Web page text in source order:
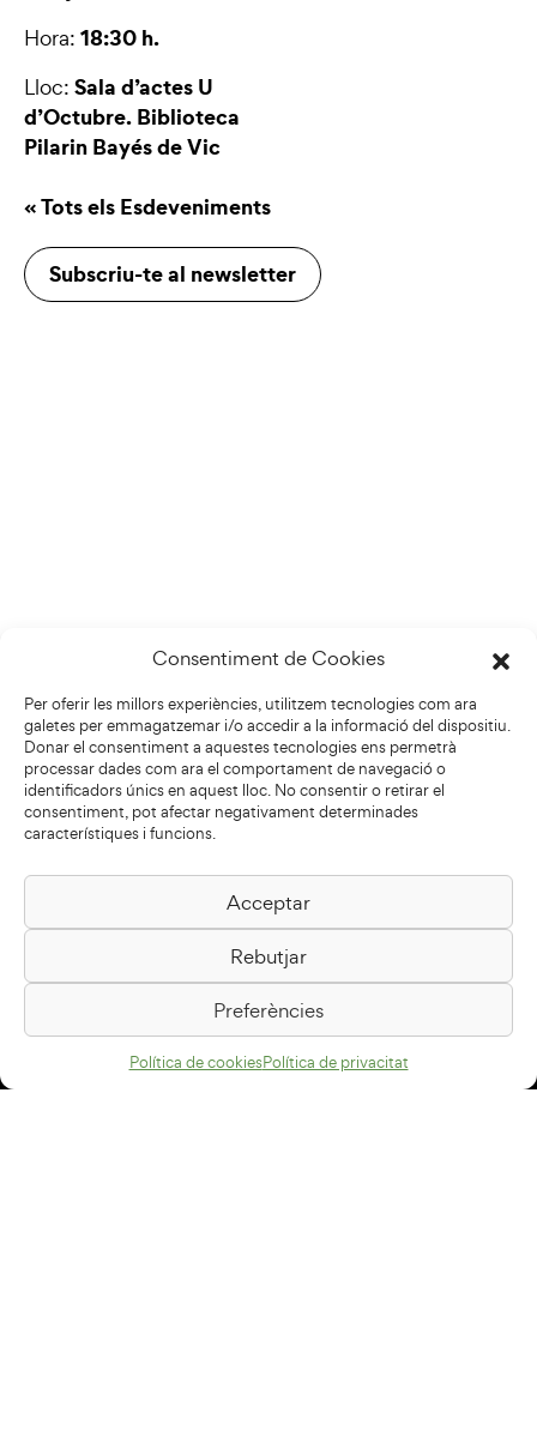
Consentiment de Cookies
Per oferir les millors experiències, utilitzem tecnologies com ara
galetes per emmagatzemar i/o accedir a la informació del dispositiu.
Donar el consentiment a aquestes tecnologies ens permetrà
processar dades com ara el comportament de navegació o
identificadors únics en aquest lloc. No consentir o retirar el
consentiment, pot afectar negativament determinades
característiques i funcions.
Acceptar
Rebutjar
Preferències
Política de cookiesPolítica de privacitat
Hora: 18:30 h.
Lloc: Sala d’actes U
d’Octubre. Biblioteca
Pilarin Bayés de Vic
« Tots els Esdeveniments
Subscriu-te al newsletter
Biblioteca Pilarin Bayés
Passeig de la Generalitat, 1
08500 Vic